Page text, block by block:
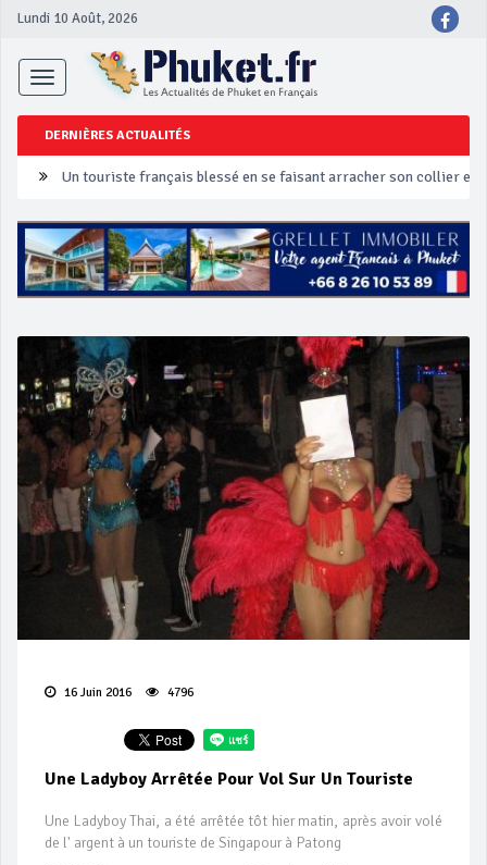
Lundi 10 Août, 2026
Toggle
navigation
DERNIÈRES ACTUALITÉS
Un touriste français blessé en se faisant arracher son collier en
‘Phuket Eye’ assurera la sécurité pendant Songkran
Phuket augmente les prix des bateaux vers Koh Phi Phi et des
Campagne de sécurité routière ‘Seven Days of Danger’ de
16 Juin 2016 4796
Une Ladyboy Arrêtée Pour Vol Sur Un Touriste
Une Ladyboy Thai, a été arrêtée tôt hier matin, après avoir volé
de l' argent à un touriste de Singapour à Patong